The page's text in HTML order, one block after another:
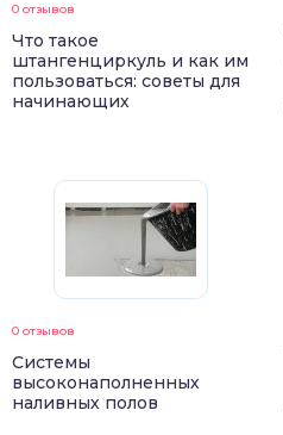
0 отзывов
Что такое
штангенциркуль и как им
пользоваться: советы для
начинающих
0 отзывов
Системы
высоконаполненных
наливных полов